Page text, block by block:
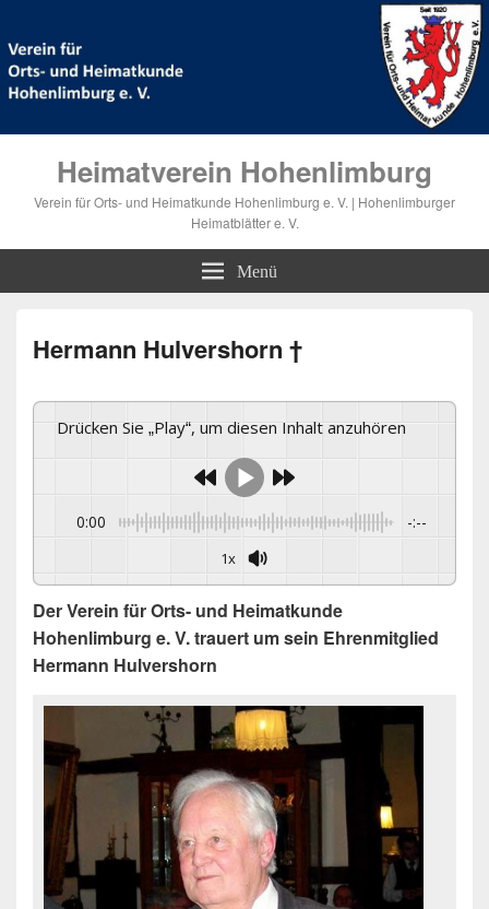
Heimatverein Hohenlimburg
Verein für Orts- und Heimatkunde Hohenlimburg e. V. | Hohenlimburger
Heimatblätter e. V.
Menü
Hermann Hulvershorn †
Drücken Sie „Play“, um diesen Inhalt anzuhören
0:00 -:--
1x
Der Verein für Orts- und Heimatkunde
Hohenlimburg e. V. trauert um sein Ehrenmitglied
Hermann Hulvershorn